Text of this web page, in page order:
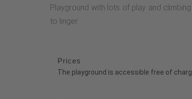
Playground with lots of play and
to linger.
Prices
The playground is accessible free of